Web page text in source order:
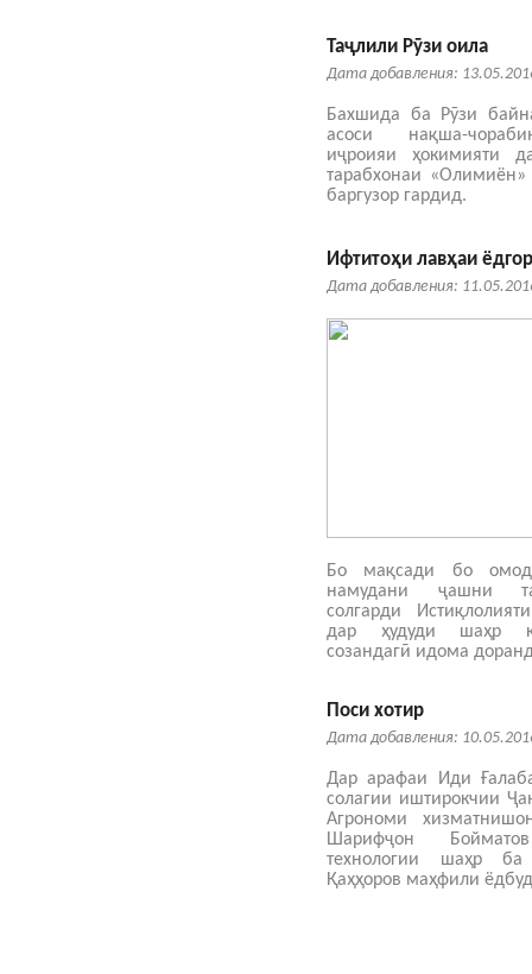
Таҷлили Рӯзи оила
Дата добавления:
Бахшида ба Рӯзи
асоси нақша-
иҷроияи ҳокимияти
тарабхонаи
баргузор гардид.
Ифтитоҳи лавҳаи
Дата добавления:
Бо мақсади бо
намудани ҷашни
солгарди
дар ҳудуди шаҳр
созандагӣ идома
Поси хотир
Дата добавления:
Дар арафаи Иди
солагии иштирокчии
Агрономи
Шарифҷон
технологии шаҳр
Қаҳҳоров маҳфили